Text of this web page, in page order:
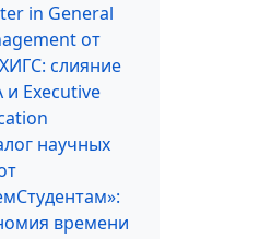
in General
от
слияние
и Executive
научных
времени